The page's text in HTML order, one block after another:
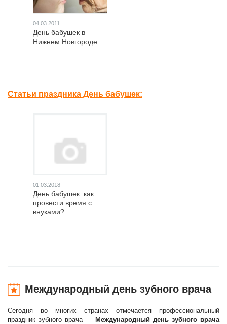
04.03.2011
День бабушек в
Нижнем Новгороде
Статьи праздника День бабушек:
01.03.2018
День бабушек: как
провести время с
внуками?
Международный день зубного врача
Сегодня во многих странах отмечается профессиональный
праздник зубного врача — Международный день зубного врача